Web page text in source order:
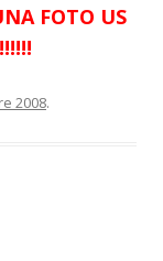
FOTO US
2008.